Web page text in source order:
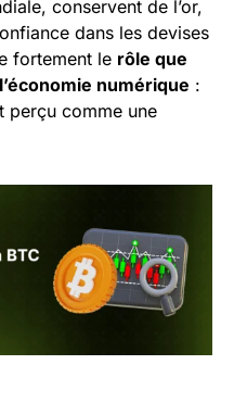
conservent de l’or,
dans les devises
fortement le rôle que
numérique :
perçu comme une